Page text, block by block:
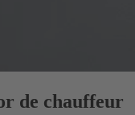
de chauffeur